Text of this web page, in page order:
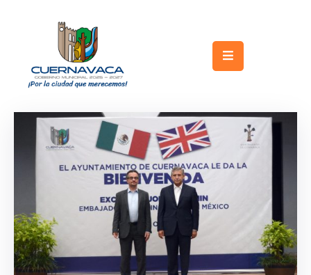
Gobierno
Turismo
Trámites
Licitaciones
Transparencia